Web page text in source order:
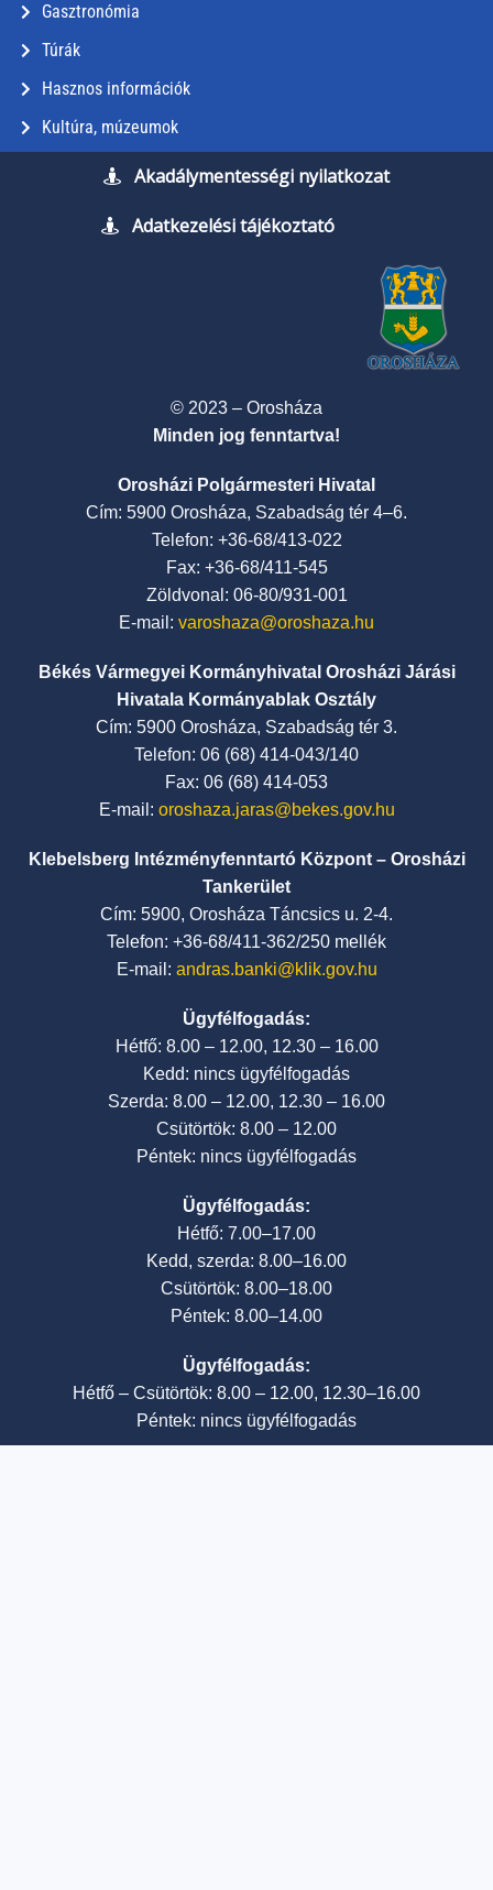
Gasztronómia
Túrák
Hasznos információk
Kultúra, múzeumok
Akadálymentességi nyilatkozat
Adatkezelési tájékoztató
© 2023 – Orosháza
Minden jog fenntartva!
Orosházi Polgármesteri Hivatal
Cím: 5900 Orosháza, Szabadság tér 4–6.
Telefon: +36-68/413-022
Fax: +36-68/411-545
Zöldvonal: 06-80/931-001
E-mail: varoshaza@oroshaza.hu
Békés Vármegyei Kormányhivatal Orosházi Járási
Hivatala Kormányablak Osztály
Cím: 5900 Orosháza, Szabadság tér 3.
Telefon: 06 (68) 414-043/140
Fax: 06 (68) 414-053
E-mail: oroshaza.jaras@bekes.gov.hu
Klebelsberg Intézményfenntartó Központ – Orosházi
Tankerület
Cím: 5900, Orosháza Táncsics u. 2-4.
Telefon: +36-68/411-362/250 mellék
E-mail: andras.banki@klik.gov.hu
Ügyfélfogadás:
Hétfő: 8.00 – 12.00, 12.30 – 16.00
Kedd: nincs ügyfélfogadás
Szerda: 8.00 – 12.00, 12.30 – 16.00
Csütörtök: 8.00 – 12.00
Péntek: nincs ügyfélfogadás
Ügyfélfogadás:
Hétfő: 7.00–17.00
Kedd, szerda: 8.00–16.00
Csütörtök: 8.00–18.00
Péntek: 8.00–14.00
Ügyfélfogadás:
Hétfő – Csütörtök: 8.00 – 12.00, 12.30–16.00
Péntek: nincs ügyfélfogadás